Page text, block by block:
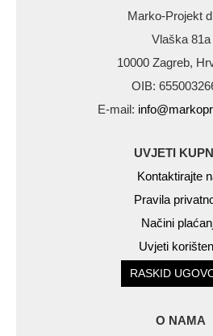
Marko-Projekt
Vlaška 81a
10000 Zagreb,
OIB:
E-mail:
UVJETI
Kontaktirajte
Pravila
Načini
Uvjeti
RASKID
O NAMA